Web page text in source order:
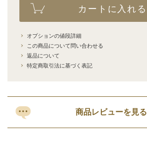
カートに入れる
オプションの値段詳細
この商品について問い合わせる
返品について
特定商取引法に基づく表記
商品レビューを見る